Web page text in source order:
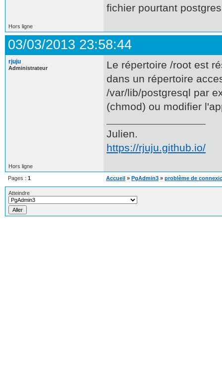
fichier pourtant
Hors ligne
03/03/2013 23:58:44
rjuju
Administrateur
Le répertoire /root est
dans un répertoire
/var/lib/postgresql par
(chmod) ou modifier
Julien.
https://rjuju.github.io/
Hors ligne
Pages : 1 Accueil » PgAdmin3 » problème de
Atteindre